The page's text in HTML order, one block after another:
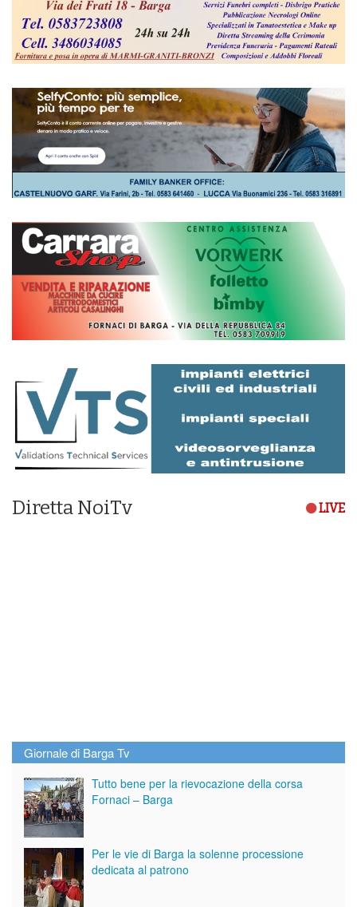
Diretta NoiTv LIVE
Giornale di Barga Tv
Tutto bene per la rievocazione della corsa
Fornaci – Barga
Per le vie di Barga la solenne processione
dedicata al patrono